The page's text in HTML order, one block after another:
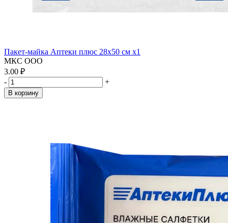
Пакет-майка Аптеки плюс 28х50 см x1
МКС ООО
3.00 ₽
-
+
В корзину